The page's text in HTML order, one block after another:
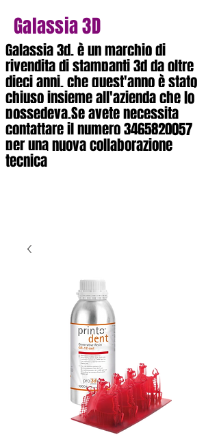
Galassia 3D
Galassia 3d, è un marchio di
rivendita di stampanti 3d da oltre
dieci anni, che quest'anno è stato
chiuso insieme all'azienda che lo
possedeva.Se avete necessita
contattare il numero3465820057
per una nuova collaborazione
tecnica